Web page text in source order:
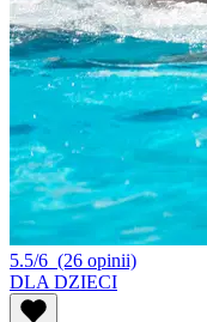
5.5/6 (26 opinii)
DLA DZIECI